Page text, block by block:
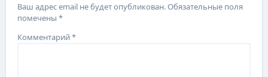
Ваш адрес email не будет опубликован.Обязательные поля
помечены*
Комментарий*